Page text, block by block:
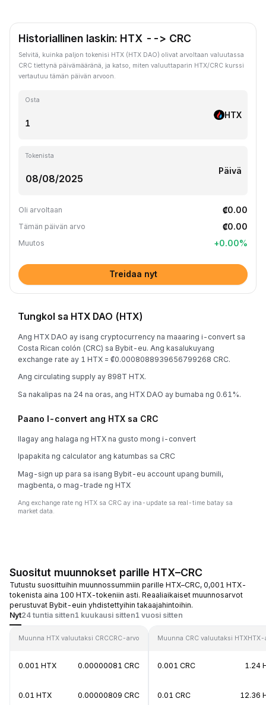
Historiallinen laskin: HTX --> CRC
Selvitä, kuinka paljon tokenisi HTX (HTX DAO) olivat arvoltaan valuutassa
CRC tiettynä päivämääränä, ja katso, miten valuuttaparin HTX/CRC kurssi
vertautuu tämän päivän arvoon.
Osta
HTX
Tokenista
Päivä
Oli arvoltaan ₡0.00
Tämän päivän arvo ₡0.00
Muutos +0.00%
Treidaa nyt
Tungkol sa HTX DAO (HTX)
Ang HTX DAO ay isang cryptocurrency na maaaring i-convert sa
Costa Rican colón (CRC) sa Bybit-eu. Ang kasalukuyang
exchange rate ay 1 HTX = ₡0.0008088939656799268 CRC.
Ang circulating supply ay 898T HTX.
Sa nakalipas na 24 na oras, ang HTX DAO ay bumaba ng 0.61%.
Paano I-convert ang HTX sa CRC
Ilagay ang halaga ng HTX na gusto mong i-convert
Ipapakita ng calculator ang katumbas sa CRC
Mag-sign up para sa isang Bybit-eu account upang bumili,
magbenta, o mag-trade ng HTX
Ang exchange rate ng HTX sa CRC ay ina-update sa real-time batay sa
market data.
Suositut muunnokset parille HTX–CRC
Tutustu suosittuihin muunnossummiin parille HTX–CRC, 0,001 HTX-
tokenista aina 100 HTX-tokeniin asti. Reaaliaikaiset muunnosarvot
perustuvat Bybit-euin yhdistettyihin takaajahintoihin.
Nyt24 tuntia sitten1 kuukausi sitten1 vuosi sitten
Muunna HTX valuutaksi CRCCRC-arvo
0.001 HTX 0.00000081 CRC
0.01 HTX 0.00000809 CRC
Muunna CRC valuutaksi HTXHTX-
0.001 CRC 1.24
0.01 CRC 12.36